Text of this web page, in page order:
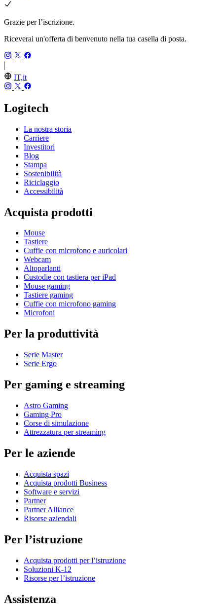
Grazie per l’iscrizione.
Riceverai un'offerta di benvenuto nella tua casella di posta.
IT,it
Logitech
La nostra storia
Carriere
Investitori
Blog
Stampa
Sostenibilità
Riciclaggio
Accessibilità
Acquista prodotti
Mouse
Tastiere
Cuffie con microfono e auricolari
Webcam
Altoparlanti
Custodie con tastiera per iPad
Mouse gaming
Tastiere gaming
Cuffie con microfono gaming
Microfoni
Per la produttività
Serie Master
Serie Ergo
Per gaming e streaming
Astro Gaming
Gaming Pro
Corse di simulazione
Attrezzatura per streaming
Per le aziende
Acquista spazi
Acquista prodotti Business
Software e servizi
Partner
Partner Alliance
Risorse aziendali
Per l’istruzione
Acquista prodotti per l’istruzione
Soluzioni K-12
Risorse per l’istruzione
Assistenza